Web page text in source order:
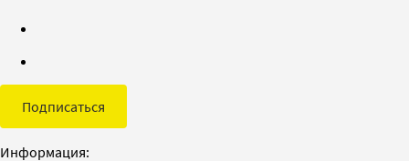
Подписаться
Информация: